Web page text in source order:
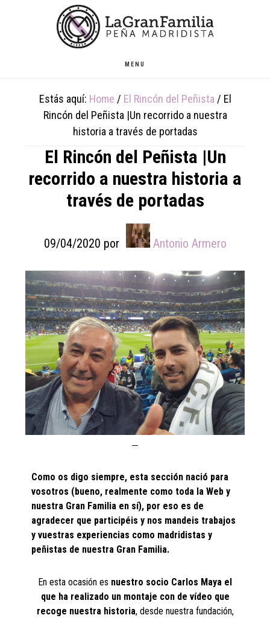
MENU
Estás aquí: Home / El Rincón del Peñista / El
Rincón del Peñista |Un recorrido a nuestra
historia a través de portadas
El Rincón del Peñista |Un
recorrido a nuestra historia a
través de portadas
09/04/2020 por Antonio Armero
Como os digo siempre, esta sección nació para
vosotros (bueno, realmente como toda la Web y
nuestra Gran Familia en sí), por eso es de
agradecer que participéis y nos mandeis trabajos
y vuestras experiencias como madridistas y
peñistas de nuestra Gran Familia.
En esta ocasión es nuestro socio Carlos Maya el
que ha realizado un montaje con de vídeo que
recoge nuestra historia, desde nuestra fundación,